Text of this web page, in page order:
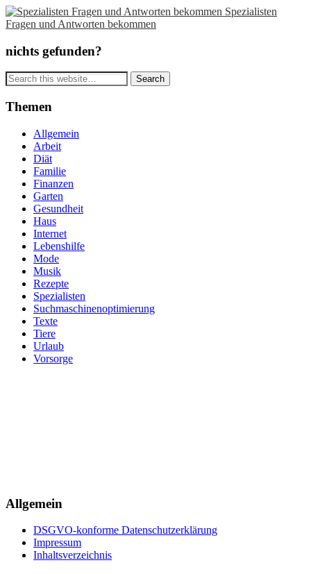
Spezialisten
Fragen und Antworten bekommen
nichts gefunden?
Themen
Allgemein
Arbeit
Diät
Familie
Finanzen
Garten
Gesundheit
Haus
Internet
Lebenshilfe
Mode
Musik
Rezepte
Spezialisten
Suchmaschinenoptimierung
Texte
Tiere
Urlaub
Vorsorge
Allgemein
DSGVO-konforme Datenschutzerklärung
Impressum
Inhaltsverzeichnis